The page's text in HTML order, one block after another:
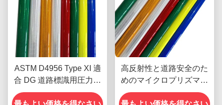
ASTM D4956 Type XI 適
合 DG 道路標識用圧力感
受性接着剤のダイヤモン
高反射性と道路安全のた
めのマイクロプリズマ構
造を持つ印刷可能なダイ